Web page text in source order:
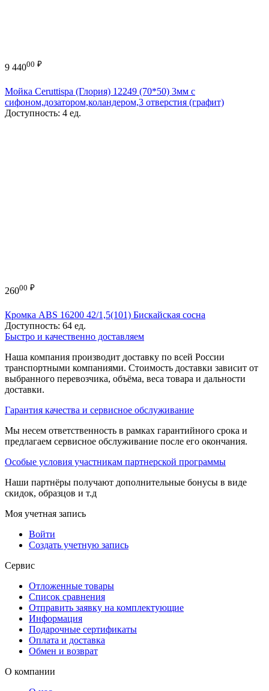
9 44000 ₽
Мойка Ceruttispa (Глория) 12249 (70*50) 3мм с
сифоном,дозатором,коландером,3 отверстия (графит)
Доступность: 4 ед.
26000 ₽
Кромка ABS 16200 42/1,5(101) Бискайская сосна
Доступность: 64 ед.
Быстро и качественно доставляем
Наша компания производит доставку по всей России
транспортными компаниями. Стоимость доставки зависит от
выбранного перевозчика, объёма, веса товара и дальности
доставки.
Гарантия качества и сервисное обслуживание
Мы несем ответственность в рамках гарантийного срока и
предлагаем сервисное обслуживание после его окончания.
Особые условия участникам партнерской программы
Наши партнёры получают дополнительные бонусы в виде
скидок, образцов и т.д
Моя учетная запись
Войти
Создать учетную запись
Сервис
Отложенные товары
Список сравнения
Отправить заявку на комплектующие
Информация
Подарочные сертификаты
Оплата и доставка
Обмен и возврат
О компании